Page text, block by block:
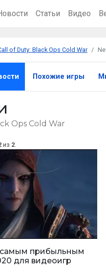
Статьи Видео
of Duty: Black Ops Cold War
Похожие игры
Ops Cold War
из 2.
самым прибыльным
для видеоигр